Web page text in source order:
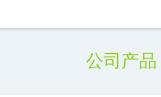
公司产品